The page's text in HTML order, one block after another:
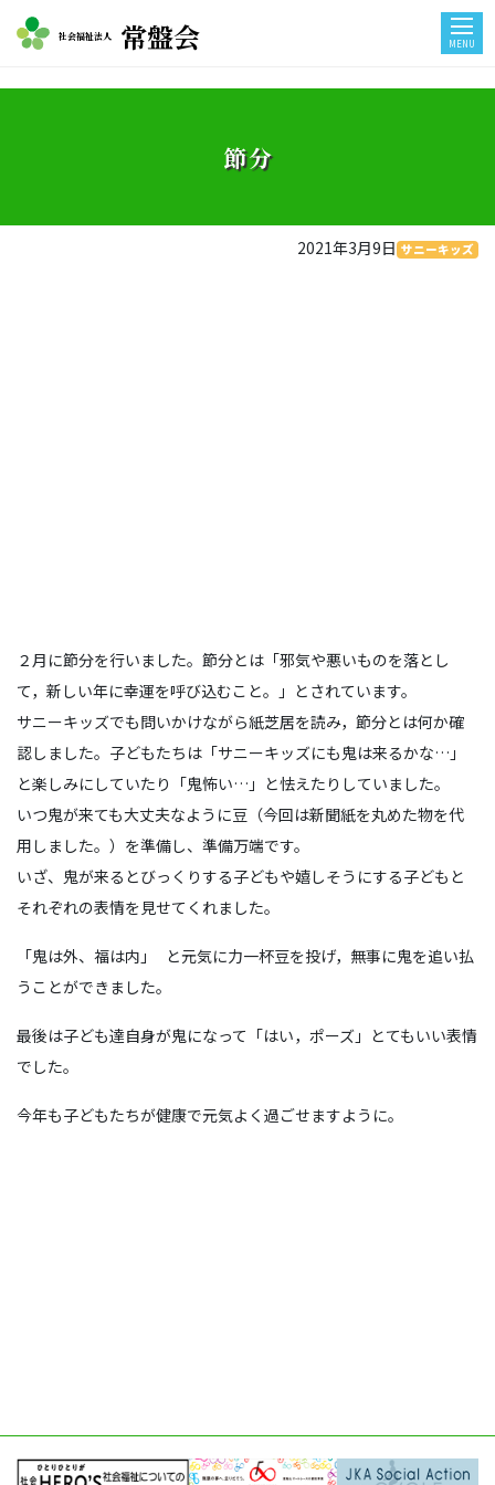
社会福祉法人 常盤会 MENU
節分
2021年3月9日 サニーキッズ
２月に節分を行いました。節分とは「邪気や悪いものを落とし
て，新しい年に幸運を呼び込むこと。」とされています。
サニーキッズでも問いかけながら紙芝居を読み，節分とは何か確
認しました。子どもたちは「サニーキッズにも鬼は来るかな…」
と楽しみにしていたり「鬼怖い…」と怯えたりしていました。
いつ鬼が来ても大丈夫なように豆（今回は新聞紙を丸めた物を代
用しました。）を準備し、準備万端です。
いざ、鬼が来るとびっくりする子どもや嬉しそうにする子どもと
それぞれの表情を見せてくれました。
「鬼は外、福は内」 と元気に力一杯豆を投げ，無事に鬼を追い払
うことができました。
最後は子ども達自身が鬼になって「はい，ポーズ」とてもいい表情
でした。
今年も子どもたちが健康で元気よく過ごせますように。